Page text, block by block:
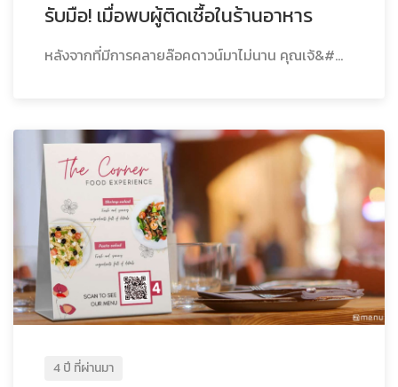
รับมือ! เมื่อพบผู้ติดเชื้อในร้านอาหาร
หลังจากที่มีการคลายล๊อคดาวน์มาไม่นาน คุณเจ้&#...
4 ปี ที่ผ่านมา